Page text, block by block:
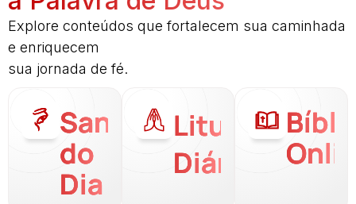
Explore conteúdos que fortalecem sua caminhada
e enriquecem
sua jornada de fé.
Santo
do
Dia
Liturgia
Diária